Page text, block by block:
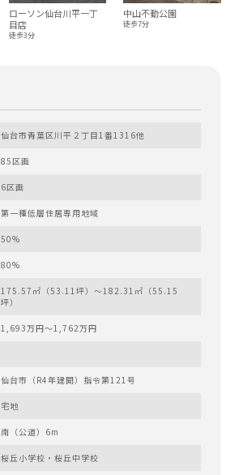
ローソン仙台川平一丁
目店
徒歩3分
中山不動公園
徒歩7分
仙台市青葉区川平２丁目1番1316他
85区画
6区画
第一種低層住居専用地域
50%
80%
175.57㎡（53.11坪）～182.31㎡（55.15
坪）
1,693万円～1,762万円
仙台市（R4年建開）指令第121号
宅地
南（公道）6m
桜丘小学校・桜丘中学校